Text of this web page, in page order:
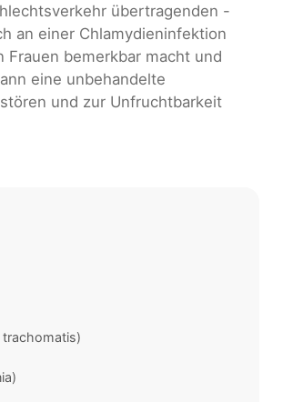
übertragenden -
an einer Chlamydieninfektion
bemerkbar macht und
eine unbehandelte
und zur Unfruchtbarkeit